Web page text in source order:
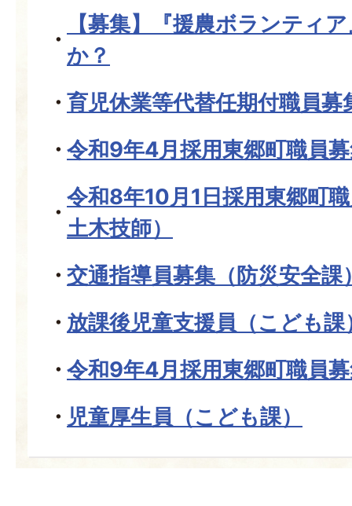
【募集】『援農ボランティ
か？
育児休業等代替任期付職員募
令和9年4月採用東郷町職員
令和8年10月1日採用東郷町
土木技師）
交通指導員募集（防災安全課
放課後児童支援員（こども課
令和9年4月採用東郷町職員
児童厚生員（こども課）